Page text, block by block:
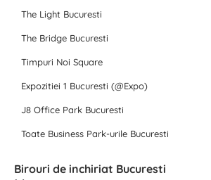
The Light Bucuresti
The Bridge Bucuresti
Timpuri Noi Square
Expozitiei 1 Bucuresti (@Expo)
J8 Office Park Bucuresti
Toate Business Park-urile Bucuresti
Birouri de inchiriat Bucuresti